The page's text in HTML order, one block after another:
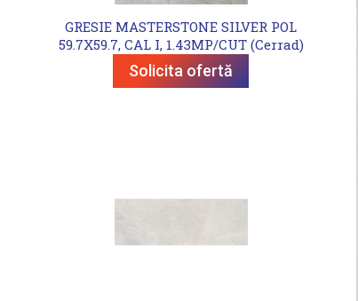
GRESIE MASTERSTONE SILVER POL
59.7X59.7, CAL I, 1.43MP/CUT (Cerrad)
Solicita ofertă